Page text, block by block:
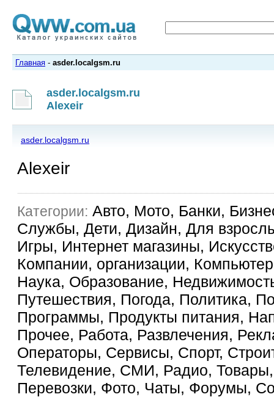
Главная - asder.localgsm.ru
asder.localgsm.ru
Alexeir
asder.localgsm.ru
Alexeir
Категории: Авто, Мото, Банки,
Службы, Дети, Дизайн, Для
Игры, Интернет магазины,
Компании, организации,
Наука, Образование,
Путешествия, Погода, Политика,
Программы, Продукты питания,
Прочее, Работа, Развлечения,
Операторы, Сервисы, Спорт,
Телевидение, СМИ, Радио, Товары,
Перевозки, Фото, Чаты, Форумы,